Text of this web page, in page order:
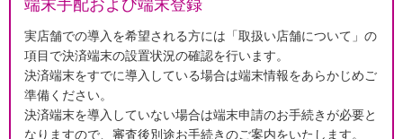
端末手配および端末登録
実店舗での導入を希望される方には「取扱い店舗について」の
項目で決済端末の設置状況の確認を行います。
決済端末をすでに導入している場合は端末情報をあらかじめご
準備ください。
決済端末を導入していない場合は端末申請のお手続きが必要と
なりますので、審査後別途お手続きのご案内をいたします。